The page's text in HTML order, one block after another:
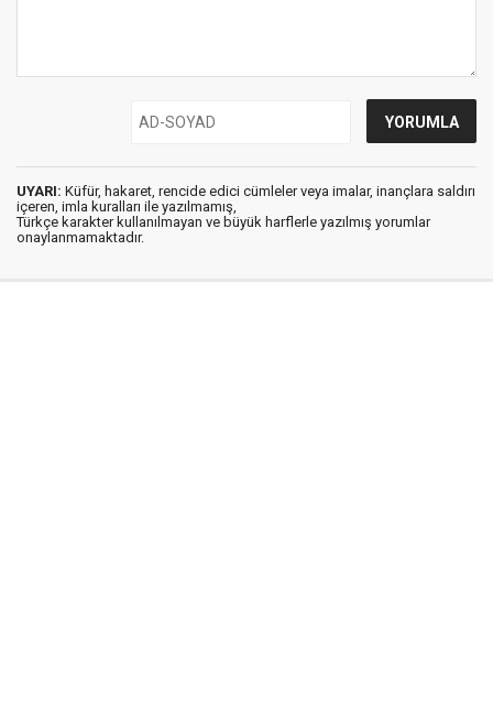
UYARI: Küfür, hakaret, rencide edici cümleler veya imalar, inançlara saldırı
içeren, imla kuralları ile yazılmamış,
Türkçe karakter kullanılmayan ve büyük harflerle yazılmış yorumlar
onaylanmamaktadır.